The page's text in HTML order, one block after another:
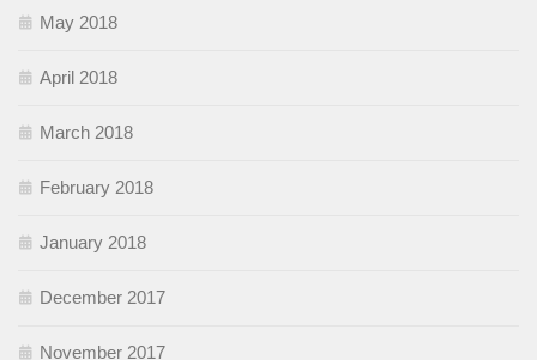
May 2018
April 2018
March 2018
February 2018
January 2018
December 2017
November 2017